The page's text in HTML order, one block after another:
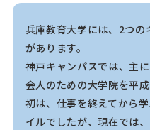
兵庫教育大学には、2つの
があります。
神戸キャンパスでは、主
会人のための大学院を平
初は、仕事を終えてから
イルでしたが、現在では